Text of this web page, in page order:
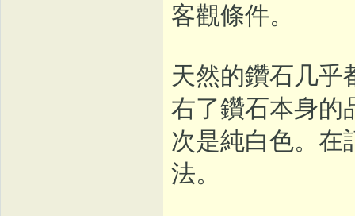
客觀條件。
天然的鑽石几乎
右了鑽石本身的
次是純白色。在
法。